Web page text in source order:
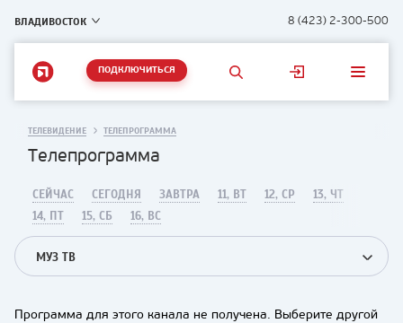
ВЛАДИВОСТОК 8 (423) 2-300-500
ПОДКЛЮЧИТЬСЯ
ТЕЛЕВИДЕНИЕ ТЕЛЕПРОГРАММА
Телепрограмма
СЕЙЧАС СЕГОДНЯ ЗАВТРА 11, ВТ 12, СР
13, ЧТ
14, ПТ
15, СБ 16, ВС
МУЗ ТВ
Программа для этого канала не получена. Выберите другой